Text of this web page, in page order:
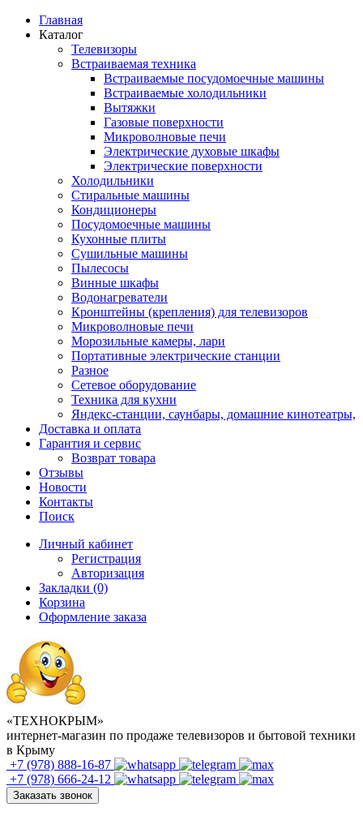
Главная
Каталог
Телевизоры
Встраиваемая техника
Встраиваемые посудомоечные машины
Встраиваемые холодильники
Вытяжки
Газовые поверхности
Микроволновые печи
Электрические духовые шкафы
Электрические поверхности
Холодильники
Стиральные машины
Кондиционеры
Посудомоечные машины
Кухонные плиты
Сушильные машины
Пылесосы
Винные шкафы
Водонагреватели
Кронштейны (крепления) для телевизоров
Микроволновые печи
Морозильные камеры, лари
Портативные электрические станции
Разное
Сетевое оборудование
Техника для кухни
Яндекс-станции, саунбары, домашние кинотеатры,
Доставка и оплата
Гарантия и сервис
Возврат товара
Отзывы
Новости
Контакты
Поиск
Личный кабинет
Регистрация
Авторизация
Закладки (0)
Корзина
Оформление заказа
«ТЕХНОКРЫМ»
интернет-магазин по продаже телевизоров и бытовой техники
в Крыму
+7 (978) 888-16-87
+7 (978) 666-24-12
Заказать звонок